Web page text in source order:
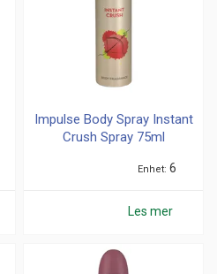
Impulse Body Spray Instant
Crush Spray 75ml
Enhet 6
Les mer